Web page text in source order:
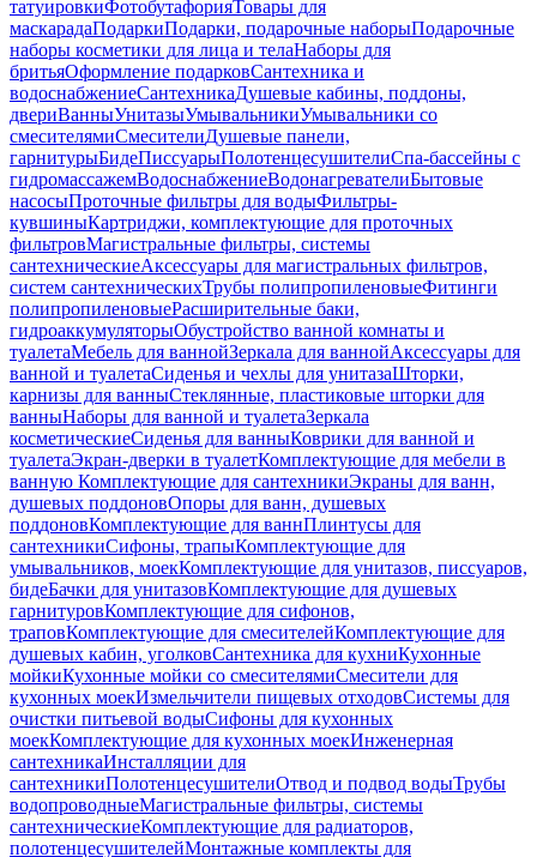
татуировкиФотобутафорияТовары для
маскарадаПодаркиПодарки, подарочные наборыПодарочные
наборы косметики для лица и телаНаборы для
бритьяОформление подарковСантехника и
водоснабжениеСантехникаДушевые кабины, поддоны,
двериВанныУнитазыУмывальникиУмывальники со
смесителямиСмесителиДушевые панели,
гарнитурыБидеПиссуарыПолотенцесушителиСпа-бассейны с
гидромассажемВодоснабжениеВодонагревателиБытовые
насосыПроточные фильтры для водыФильтры-
кувшиныКартриджи, комплектующие для проточных
фильтровМагистральные фильтры, системы
сантехническиеАксессуары для магистральных фильтров,
систем сантехническихТрубы полипропиленовыеФитинги
полипропиленовыеРасширительные баки,
гидроаккумуляторыОбустройство ванной комнаты и
туалетаМебель для ваннойЗеркала для ваннойАксессуары для
ванной и туалетаСиденья и чехлы для унитазаШторки,
карнизы для ванныСтеклянные, пластиковые шторки для
ванныНаборы для ванной и туалетаЗеркала
косметическиеСиденья для ванныКоврики для ванной и
туалетаЭкран-дверки в туалетКомплектующие для мебели в
ванную Комплектующие для сантехникиЭкраны для ванн,
душевых поддоновОпоры для ванн, душевых
поддоновКомплектующие для ваннПлинтусы для
сантехникиСифоны, трапыКомплектующие для
умывальников, моекКомплектующие для унитазов, писсуаров,
бидеБачки для унитазовКомплектующие для душевых
гарнитуровКомплектующие для сифонов,
траповКомплектующие для смесителейКомплектующие для
душевых кабин, уголковСантехника для кухниКухонные
мойкиКухонные мойки со смесителямиСмесители для
кухонных моекИзмельчители пищевых отходовСистемы для
очистки питьевой водыСифоны для кухонных
моекКомплектующие для кухонных моекИнженерная
сантехникаИнсталляции для
сантехникиПолотенцесушителиОтвод и подвод водыТрубы
водопроводныеМагистральные фильтры, системы
сантехническиеКомплектующие для радиаторов,
полотенцесушителейМонтажные комплекты для